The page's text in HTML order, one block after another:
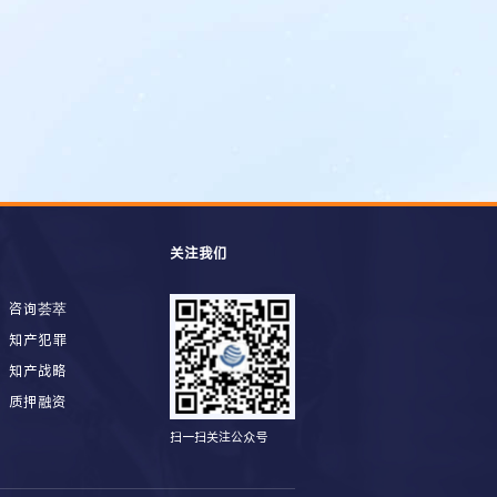
咨询荟萃
知产犯罪
知产战略
质押融资
关注我们
扫一扫关注公众号